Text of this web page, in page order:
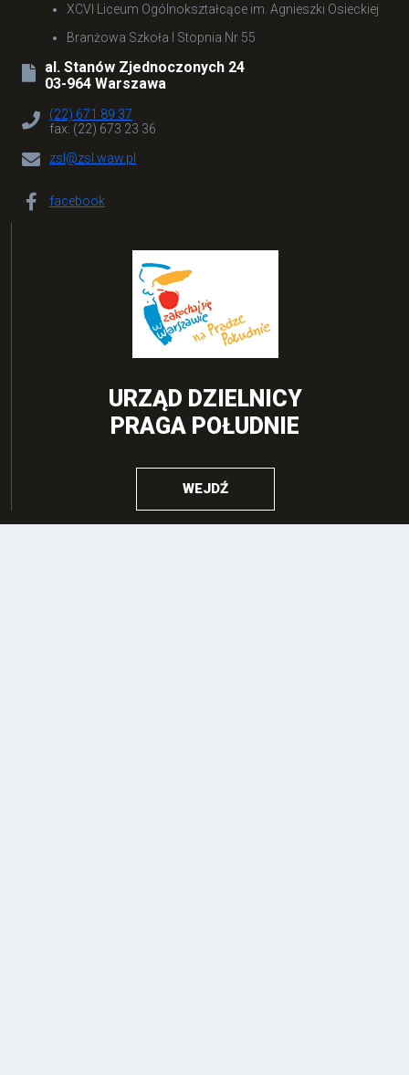
XCVI Liceum Ogólnokształcące im. Agnieszki Osieckiej
Branżowa Szkoła I Stopnia Nr 55
al. Stanów Zjednoczonych 24
03-964 Warszawa
(22) 671 89 37
fax: (22) 673 23 36
zsl@zsl.waw.pl
facebook
URZĄD DZIELNICY
PRAGA POŁUDNIE
WEJDŹ